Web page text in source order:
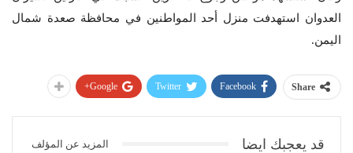
العدوان استهدفت منزل أحد المواطنين في محافظة صعدة شمال
اليمن.
Share
Facebook
Twitter
Google+
قد يعجبك ايضا المزيد عن المؤلف